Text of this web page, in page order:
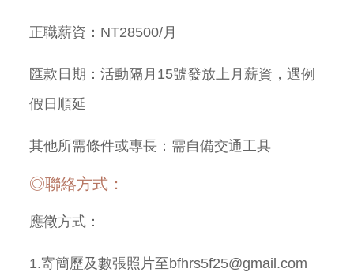
正職薪資：NT28500/月
匯款日期：活動隔月15號發放上月薪資，遇例
假日順延
其他所需條件或專長：需自備交通工具
◎聯絡方式：
應徵方式：
1.寄簡歷及數張照片至bfhrs5f25@gmail.com